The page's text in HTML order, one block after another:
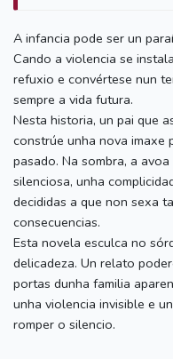
A infancia pode ser un
Cando a violencia se
refuxio e convértese nun
sempre a vida futura.
Nesta historia, un pai que
constrúe unha nova imaxe
pasado. Na sombra, a
silenciosa, unha
decididas a que non sexa
consecuencias.
Esta novela esculca no
delicadeza. Un relato
portas dunha familia
unha violencia invisible e
romper o silencio.